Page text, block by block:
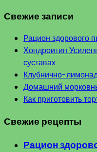
Свежие записи
Рацион здорового
Хондроитин
суставах
Клубнично-
Домашний
Как приготовить
Свежие рецепты
Рацион